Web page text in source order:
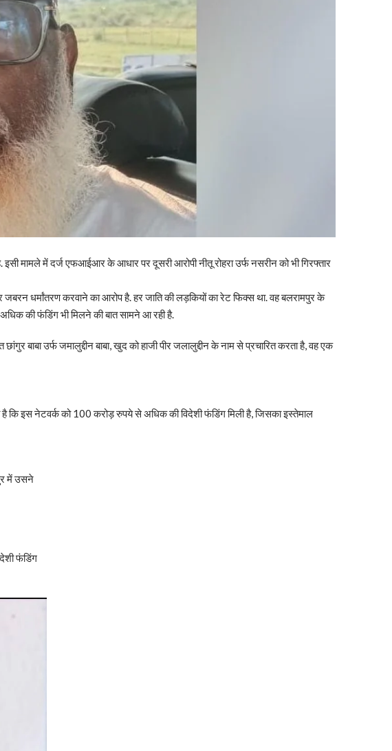
इसी मामले में दर्ज एफआईआर के आधार पर दूसरी आरोपी नीतू रोहरा उर्फ नसरीन को भी गिरफ्तार
धर्मांतरण करवाने का आरोप है. हर जाति की लड़कियों का रेट फिक्स था. वह बलरामपुर के
की फंडिंग भी मिलने की बात सामने आ रही है.
बाबा उर्फ जमालुद्दीन बाबा, खुद को हाजी पीर जलालुद्दीन के नाम से प्रचारित करता है, वह एक
कि इस नेटवर्क को 100 करोड़ रुपये से अधिक की विदेशी फंडिंग मिली है, जिसका इस्तेमाल
में उसने
फंडिंग